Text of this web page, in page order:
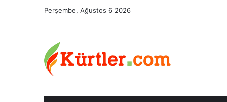
Perşembe, Ağustos 6 2026